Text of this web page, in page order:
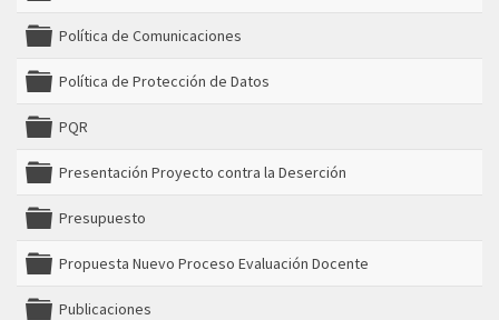
Política de Comunicaciones
Política de Protección de Datos
PQR
Presentación Proyecto contra la Deserción
Presupuesto
Propuesta Nuevo Proceso Evaluación Docente
Publicaciones